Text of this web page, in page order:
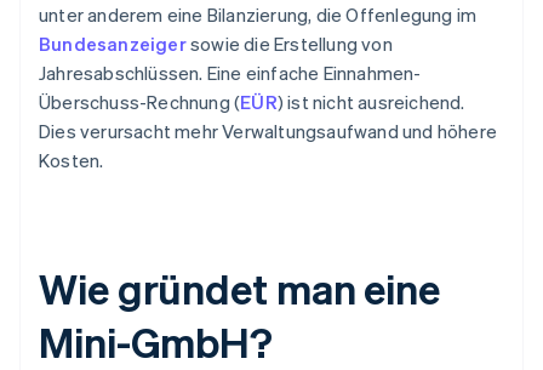
unter anderem eine Bilanzierung, die Offenlegung im
Bundesanzeigersowie die Erstellung von
Jahresabschlüssen. Eine einfache Einnahmen-
Überschuss-Rechnung (EÜR) ist nicht ausreichend.
Dies verursacht mehr Verwaltungsaufwand und höhere
Kosten.
Wie gründet man eine
Mini-GmbH?